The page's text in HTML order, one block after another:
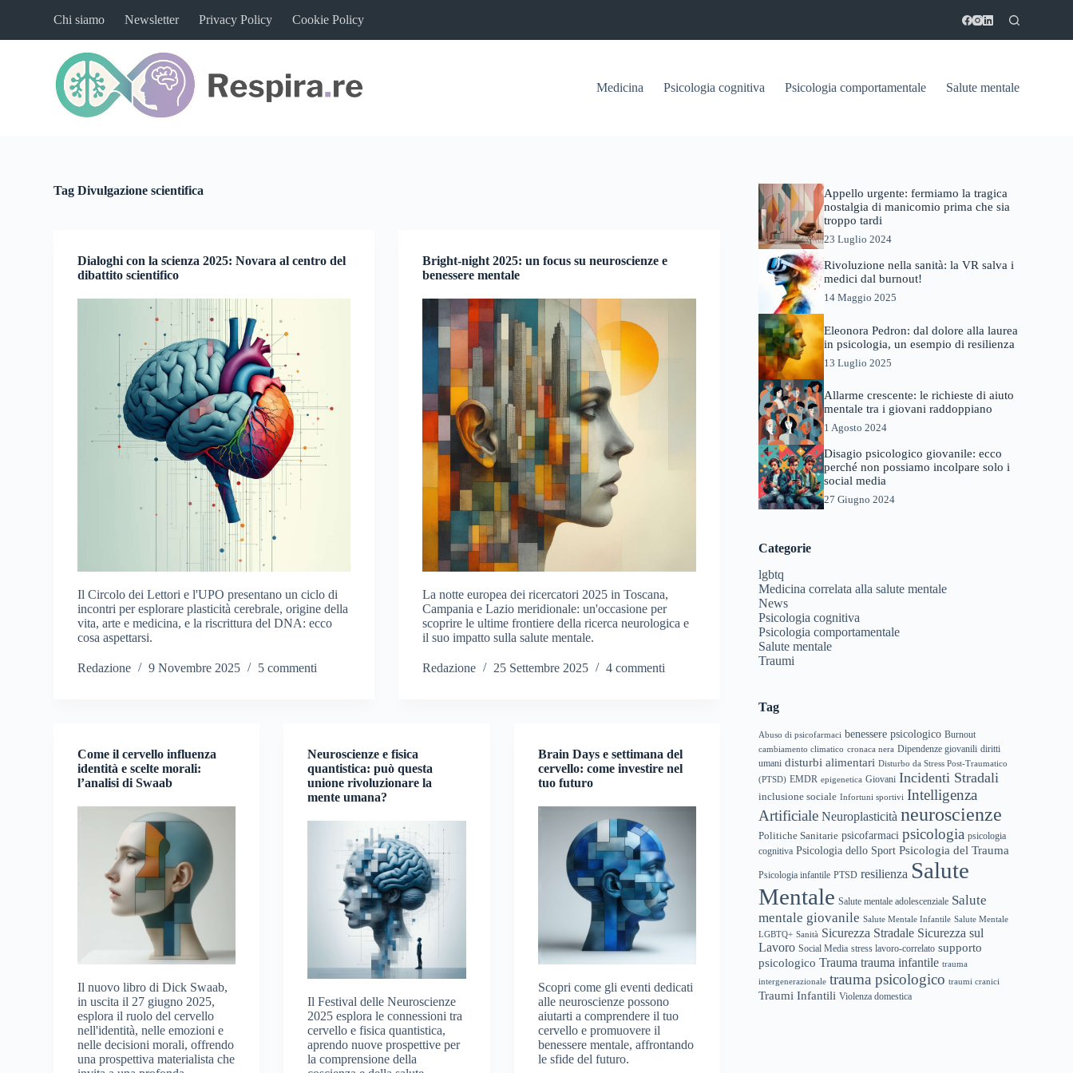
l
Chi siamo Newsletter Privacy Policy Cookie Policy
Medicina Psicologia cognitiva Psicologia comportamentale Salute mentale
Tag Divulgazione scientifica
Dialoghi con la scienza 2025: Novara al centro del
dibattito scientifico
Il Circolo dei Lettori e l'UPO presentano un ciclo di
incontri per esplorare plasticità cerebrale, origine della
vita, arte e medicina, e la riscrittura del DNA: ecco
cosa aspettarsi.
Redazione 9 Novembre 2025 5 commenti
Bright-night 2025: un focus su neuroscienze e
benessere mentale
La notte europea dei ricercatori 2025 in Toscana,
Campania e Lazio meridionale: un'occasione per
scoprire le ultime frontiere della ricerca neurologica e
il suo impatto sulla salute mentale.
Redazione 25 Settembre 2025 4 commenti
Come il cervello influenza
identità e scelte morali:
l’analisi di Swaab
Il nuovo libro di Dick Swaab,
in uscita il 27 giugno 2025,
esplora il ruolo del cervello
nell'identità, nelle emozioni e
nelle decisioni morali, offrendo
una prospettiva materialista che
Neuroscienze e fisica
quantistica: può questa
unione rivoluzionare la
mente umana?
Il Festival delle Neuroscienze
2025 esplora le connessioni tra
cervello e fisica quantistica,
aprendo nuove prospettive per
la comprensione della
Brain Days e settimana del
cervello: come investire nel
tuo futuro
Scopri come gli eventi dedicati
alle neuroscienze possono
aiutarti a comprendere il tuo
cervello e promuovere il
benessere mentale, affrontando
le sfide del futuro.
Appello urgente: fermiamo la tragica
nostalgia di manicomio prima che sia
troppo tardi
23 Luglio 2024
Rivoluzione nella sanità: la VR salva i
medici dal burnout!
14 Maggio 2025
Eleonora Pedron: dal dolore alla laurea
in psicologia, un esempio di resilienza
13 Luglio 2025
Allarme crescente: le richieste di aiuto
mentale tra i giovani raddoppiano
1 Agosto 2024
Disagio psicologico giovanile: ecco
perché non possiamo incolpare solo i
social media
27 Giugno 2024
Categorie
lgbtq
Medicina correlata alla salute mentale
News
Psicologia cognitiva
Psicologia comportamentale
Salute mentale
Traumi
Tag
Abuso di psicofarmaci benessere psicologico Burnout
cambiamento climatico cronaca nera Dipendenze giovanili diritti
umani disturbi alimentari Disturbo da Stress Post-Traumatico
(PTSD) EMDR epigenetica Giovani Incidenti Stradali
inclusione sociale Infortuni sportivi Intelligenza
Artificiale Neuroplasticità neuroscienze
Politiche Sanitarie psicofarmaci psicologia psicologia
cognitiva Psicologia dello Sport Psicologia del Trauma
Psicologia infantile PTSD resilienza Salute
Mentale Salute mentale adolescenziale Salute
mentale giovanile Salute Mentale Infantile Salute Mentale
LGBTQ+ Sanità Sicurezza Stradale Sicurezza sul
Lavoro Social Media stress lavoro-correlato supporto
psicologico Trauma trauma infantile trauma
intergenerazionale trauma psicologico traumi cranici
Traumi Infantili Violenza domestica